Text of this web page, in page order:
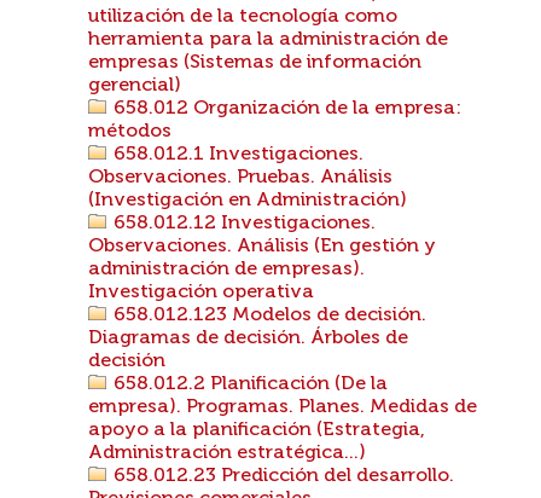
utilización de la tecnología como
herramienta para la administración de
empresas (Sistemas de información
gerencial)
658.012 Organización de la empresa:
métodos
658.012.1 Investigaciones.
Observaciones. Pruebas. Análisis
(Investigación en Administración)
658.012.12 Investigaciones.
Observaciones. Análisis (En gestión y
administración de empresas).
Investigación operativa
658.012.123 Modelos de decisión.
Diagramas de decisión. Árboles de
decisión
658.012.2 Planificación (De la
empresa). Programas. Planes. Medidas de
apoyo a la planificación (Estrategia,
Administración estratégica...)
658.012.23 Predicción del desarrollo.